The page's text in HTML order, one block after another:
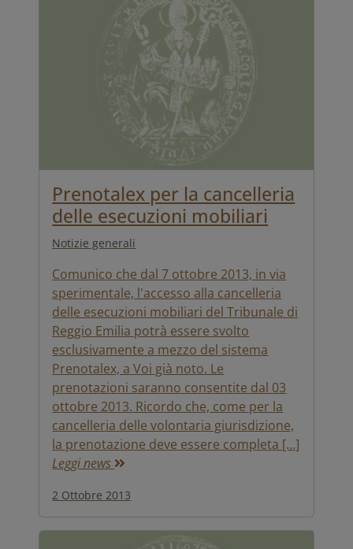
Prenotalex per la cancelleria
delle esecuzioni mobiliari
Notizie generali
Comunico che dal 7 ottobre 2013, in via
sperimentale, l'accesso alla cancelleria
delle esecuzioni mobiliari del Tribunale di
Reggio Emilia potrà essere svolto
esclusivamente a mezzo del sistema
Prenotalex, a Voi già noto. Le
prenotazioni saranno consentite dal 03
ottobre 2013. Ricordo che, come per la
cancelleria delle volontaria giurisdizione,
la prenotazione deve essere completa […]
Leggi news
2 Ottobre 2013